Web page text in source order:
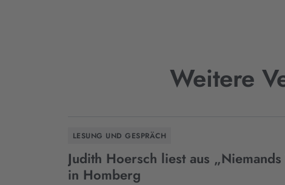
Weitere
LESUNG UND GESPRÄCH
Judith Hoersch liest aus
in Homberg